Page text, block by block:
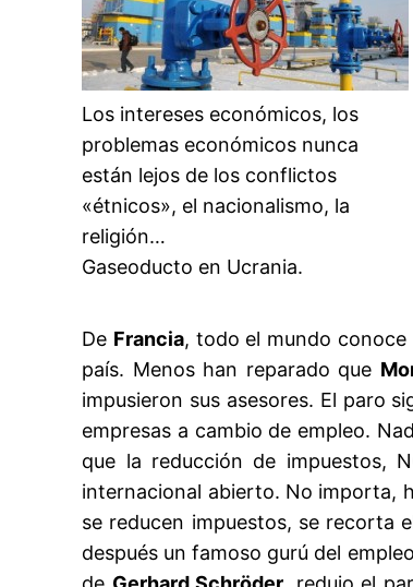
Los intereses económicos, los
problemas económicos nunca
están lejos de los conflictos
«étnicos», el nacionalismo, la
religión…
Gaseoducto en Ucrania.
De Francia, todo el mundo conoce
país. Menos han reparado que
impusieron sus asesores. El paro
empresas a cambio de empleo.
que la reducción de impuestos,
internacional abierto. No importa,
se reducen impuestos, se recorta
después un famoso gurú del